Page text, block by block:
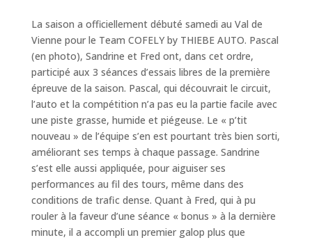
La saison a officiellement débuté samedi au Val de
Vienne pour le Team COFELY by THIEBE AUTO. Pascal
(en photo), Sandrine et Fred ont, dans cet ordre,
participé aux 3 séances d’essais libres de la première
épreuve de la saison. Pascal, qui découvrait le circuit,
l’auto et la compétition n’a pas eu la partie facile avec
une piste grasse, humide et piégeuse. Le « p’tit
nouveau » de l’équipe s’en est pourtant très bien sorti,
améliorant ses temps à chaque passage. Sandrine
s’est elle aussi appliquée, pour aiguiser ses
performances au fil des tours, même dans des
conditions de trafic dense. Quant à Fred, qui à pu
rouler à la faveur d’une séance « bonus » à la dernière
minute, il a accompli un premier galop plus que